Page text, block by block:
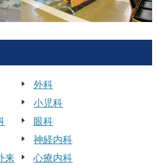
外科
小児科
眼科
神経内科
来
心療内科